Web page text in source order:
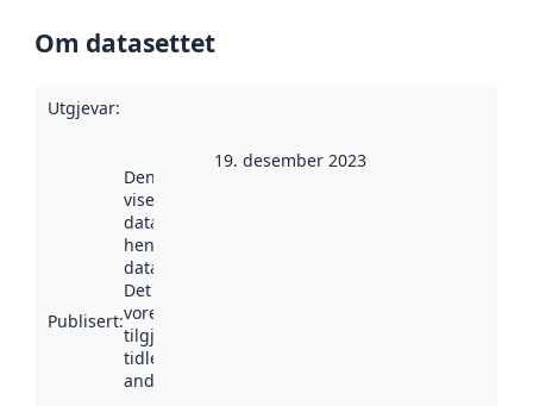
Om datasettet
Utgjevar:
Publisert:
Denne datoen
viser når
datasettet vart
henta inn av
data.norge.no.
Det kan ha
vore
tilgjengeleg
tidlegare
andre stader.
19. desember 2023